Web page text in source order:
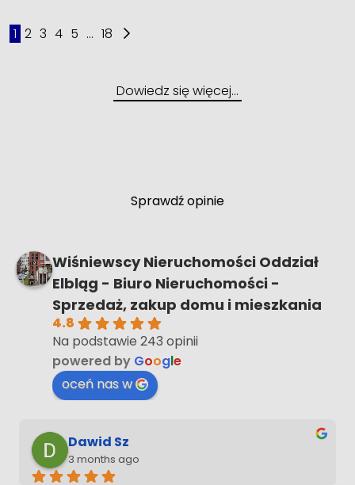
1 2 3 4 5 ... 18
Dowiedz się więcej…
Sprawdź opinie
Wiśniewscy Nieruchomości Oddział
Elbląg - Biuro Nieruchomości -
Sprzedaż, zakup domu i mieszkania
4.8
Na podstawie 243 opinii
powered by Google
oceń nas w
Dawid Sz
3 months ago